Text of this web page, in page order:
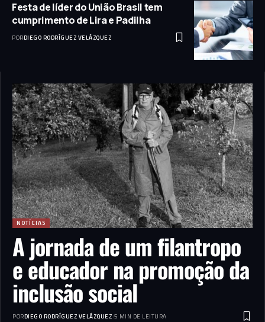
Festa de líder do União Brasil tem
cumprimento de Lira e Padilha
PORDIEGO RODRÍGUEZ VELÁZQUEZ
NOTÍCIAS
A jornada de um filantropo
e educador na promoção da
inclusão social
PORDIEGO RODRÍGUEZ VELÁZQUEZ 5 MIN DE LEITURA